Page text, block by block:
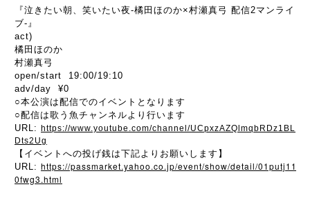
『泣きたい朝、笑いたい夜-橘田ほのか×村瀬真弓 配信2マンライ
ブ-』
act)
橘田ほのか
村瀬真弓
open/start 19:00/19:10
adv/day ¥0
○本公演は配信でのイベントとなります
○配信は歌う魚チャンネルより行います
URL: https://www.youtube.com/channel/UCpxzAZQlmqbRDz1BL
Dts2Ug
【イベントへの投げ銭は下記よりお願いします】
URL: https://passmarket.yahoo.co.jp/event/show/detail/01putj11
0fwg3.html